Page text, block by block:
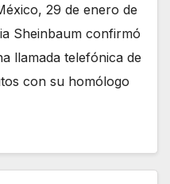
29 de enero de
Sheinbaum confirmó
llamada telefónica de
con su homólogo